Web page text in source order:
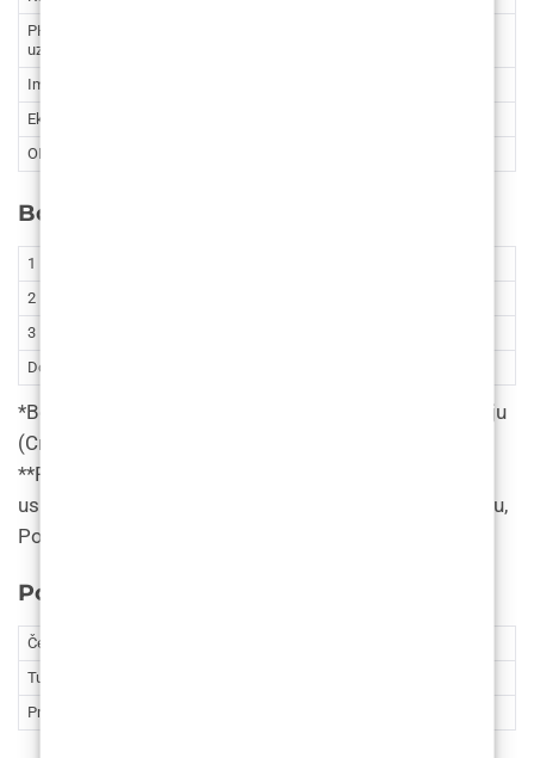
PHD (patohistološka dijagnoza) – jedan
uzorak
Imunohistokemijska analiza – jedan uzorak
Ekstirpacija tumora dojke
ONLINE konzultacije sa specijalistom (1)
Botox tretmani
1 Područje*
2 Područja*
3 Područja*
Dodatno malo područje**
*Bore mrštilice, bore na čelu & bore smijalice oko očiju
(Crow’s feet)
**Podizanje obrva (Brow lift), Gummy osmijeh, Dolje
usmjereni kutovi usana, Naborana brada, Bore na nosu,
Podizanje vrha nosa
Posebni Botox tretmani
Četvrtasta čeljust / Bruksizam
Turkey neck / Nefertiti podizanje kože vrata
Prekomjerno znojenje / Hiperhidroza